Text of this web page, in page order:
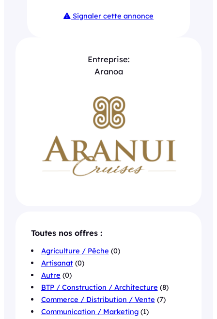
Signaler cette annonce
Entreprise:
Aranoa
Toutes nos offres :
Agriculture / Pêche (0)
Artisanat(0)
Autre (0)
BTP / Construction / Architecture (8)
Commerce / Distribution / Vente (7)
Communication / Marketing(1)